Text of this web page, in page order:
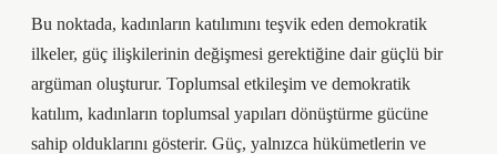
Bu noktada, kadınların katılımını teşvik eden demokratik
ilkeler, güç ilişkilerinin değişmesi gerektiğine dair güçlü bir
argüman oluşturur. Toplumsal etkileşim ve demokratik
katılım, kadınların toplumsal yapıları dönüştürme gücüne
sahip olduklarını gösterir. Güç, yalnızca hükümetlerin ve